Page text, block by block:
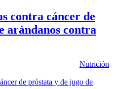
contra cáncer de
arándanos contra
Nutrición